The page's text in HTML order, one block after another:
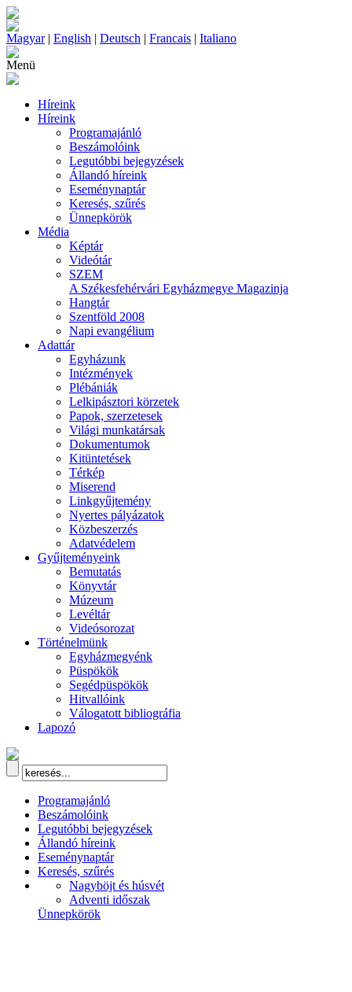
Magyar| English | Deutsch | Francais | Italiano
Menü
Híreink
Híreink
Programajánló
Beszámolóink
Legutóbbi bejegyzések
Állandó híreink
Eseménynaptár
Keresés, szűrés
Ünnepkörök
Média
Képtár
Videótár
SZEM
A Székesfehérvári Egyházmegye Magazinja
Hangtár
Szentföld 2008
Napi evangélium
Adattár
Egyházunk
Intézmények
Plébániák
Lelkipásztori körzetek
Papok, szerzetesek
Világi munkatársak
Dokumentumok
Kitüntetések
Térkép
Miserend
Linkgyűjtemény
Nyertes pályázatok
Közbeszerzés
Adatvédelem
Gyűjteményeink
Bemutatás
Könyvtár
Múzeum
Levéltár
Videósorozat
Történelmünk
Egyházmegyénk
Püspökök
Segédpüspökök
Hitvallóink
Válogatott bibliográfia
Lapozó
Programajánló
Beszámolóink
Legutóbbi bejegyzések
Állandó híreink
Eseménynaptár
Keresés, szűrés
Nagyböjt és húsvét
Adventi időszak
Ünnepkörök